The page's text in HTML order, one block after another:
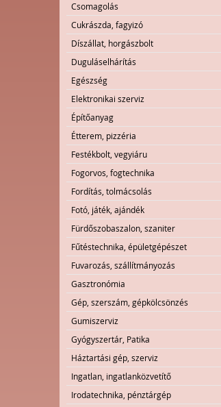
Csomagolás
Cukrászda, fagyizó
Díszállat, horgászbolt
Duguláselhárítás
Egészség
Elektronikai szerviz
Építőanyag
Étterem, pizzéria
Festékbolt, vegyiáru
Fogorvos, fogtechnika
Fordítás, tolmácsolás
Fotó, játék, ajándék
Fürdőszobaszalon, szaniter
Fűtéstechnika, épületgépészet
Fuvarozás, szállítmányozás
Gasztronómia
Gép, szerszám, gépkölcsönzés
Gumiszerviz
Gyógyszertár, Patika
Háztartási gép, szerviz
Ingatlan, ingatlanközvetítő
Irodatechnika, pénztárgép